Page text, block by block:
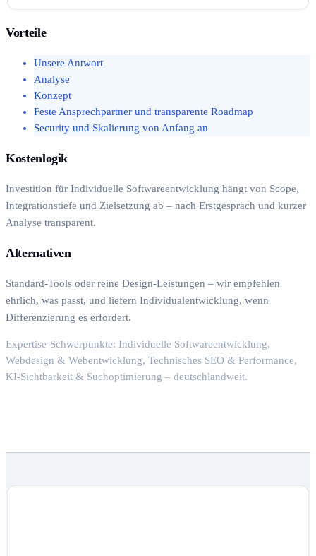
Vorteile
Unsere Antwort
Analyse
Konzept
Feste Ansprechpartner und transparente Roadmap
Security und Skalierung von Anfang an
Kostenlogik
Investition für Individuelle Softwareentwicklung hängt von Scope,
Integrationstiefe und Zielsetzung ab – nach Erstgespräch und kurzer
Analyse transparent.
Alternativen
Standard-Tools oder reine Design-Leistungen – wir empfehlen
ehrlich, was passt, und liefern Individualentwicklung, wenn
Differenzierung es erfordert.
Expertise-Schwerpunkte: Individuelle Softwareentwicklung,
Webdesign & Webentwicklung, Technisches SEO & Performance,
KI-Sichtbarkeit & Suchoptimierung – deutschlandweit.